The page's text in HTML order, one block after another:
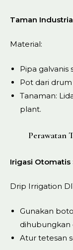
Taman
Material:
Pipa galvanis
Pot dari
Tanaman:
plant.
Perawatan
Irigasi Otomatis
Drip Irrigation
Gunakan
dihubungkan
Atur tetesan